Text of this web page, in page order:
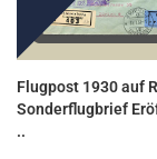
Flugpost 1930 auf
Sonderflugbrief
..